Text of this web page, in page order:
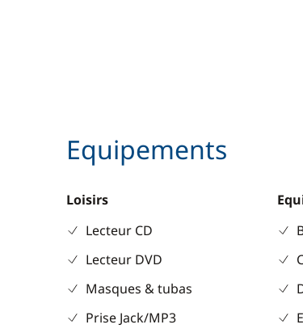
Equipements
Loisirs
Lecteur CD
Lecteur DVD
Masques & tubas
Prise Jack/MP3